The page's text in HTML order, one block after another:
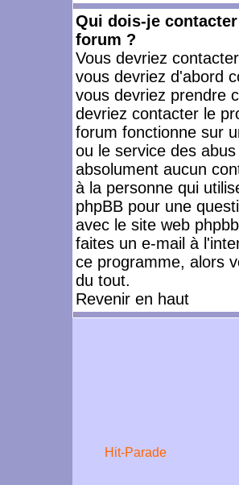
Qui dois-je
forum ?
Vous devriez
vous devriez d'abord
vous devriez prendre
devriez contacter le
forum fonctionne sur
ou le service des
absolument aucun
à la personne qui
phpBB pour une
avec le site web
faites un e-mail à
ce programme, alors
du tout.
Revenir en haut